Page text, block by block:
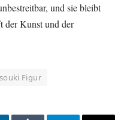
und sie bleibt
der Kunst und der
Figur